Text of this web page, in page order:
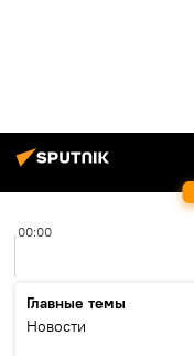
00:00
Главные темы
Новости